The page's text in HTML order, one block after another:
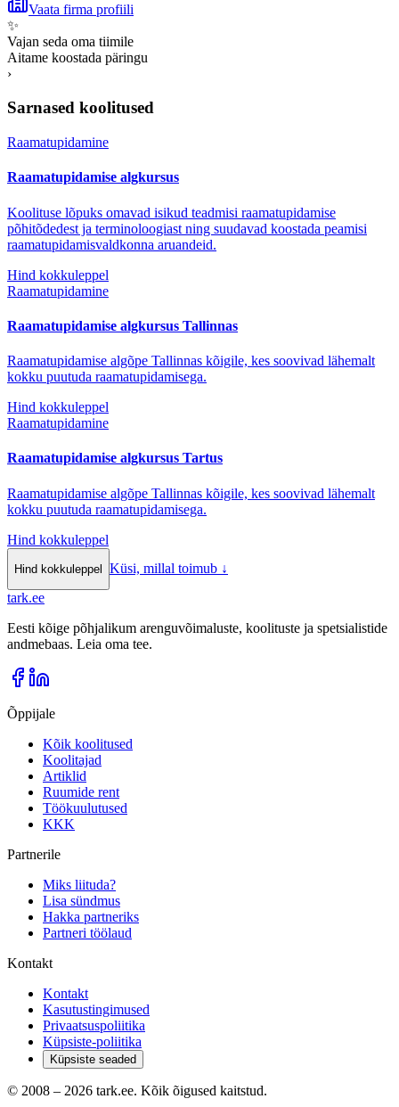
Vaata firma profiili
✨
Vajan seda oma tiimile
Aitame koostada päringu
›
Sarnased koolitused
Raamatupidamine
Raamatupidamise algkursus
Koolituse lõpuks omavad isikud teadmisi raamatupidamise
põhitõdedest ja terminoloogiast ning suudavad koostada peamisi
raamatupidamisvaldkonna aruandeid.
Hind kokkuleppel
Raamatupidamine
Raamatupidamise algkursus Tallinnas
Raamatupidamise algõpe Tallinnas kõigile, kes soovivad lähemalt
kokku puutuda raamatupidamisega.
Hind kokkuleppel
Raamatupidamine
Raamatupidamise algkursus Tartus
Raamatupidamise algõpe Tallinnas kõigile, kes soovivad lähemalt
kokku puutuda raamatupidamisega.
Hind kokkuleppel
Hind kokkuleppel Küsi, millal toimub ↓
tark.ee
Eesti kõige põhjalikum arenguvõimaluste, koolituste ja spetsialistide
andmebaas. Leia oma tee.
Õppijale
Kõik koolitused
Koolitajad
Artiklid
Ruumide rent
Töökuulutused
KKK
Partnerile
Miks liituda?
Lisa sündmus
Hakka partneriks
Partneri töölaud
Kontakt
Kontakt
Kasutustingimused
Privaatsuspoliitika
Küpsiste-poliitika
Küpsiste seaded
© 2008 – 2026 tark.ee. Kõik õigused kaitstud.